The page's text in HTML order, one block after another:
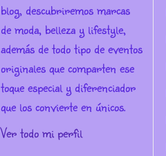
blog, descubriremos marcas
de moda, belleza y lifestyle,
además de todo tipo de eventos
originales que comparten ese
toque especial y diferenciador
que los convierte en únicos.
Ver todo mi perfil